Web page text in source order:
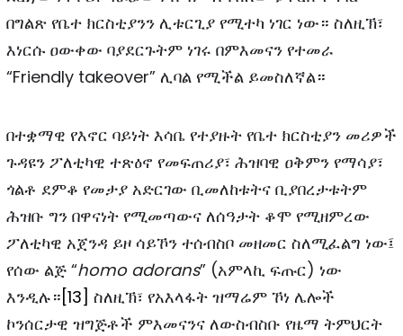
በግልጽ የቤተ ክርስቲያንን ሊቱርጊያ የሚተካ ነገር ነው። ስለዚኽ፣
እነርሱ ዐውቀው ባያደርጉትም ነገሩ በምእመናን የተመራ
“Friendly takeover” ሊባል የሚችል ይመስለኛል።
በተቋማዊ የእኖር ባይነት እሳቤ የተያዙት የቤተ ክርስቲያን መሪዎች
ጉዳዩን ፖለቲካዊ ተጽዕኖ የመፍጠሪያ፣ ሕዝባዊ ዐቅምን የማሳያ፣
ጎልቶ ደምቆ የመታያ አድርገው ቢመለከቱትና ቢያበረታቱትም
ሕዝቡ ግን በዋናነት የሚመጣውና ለሰዓታት ቆሞ የሚዘምረው
ፖለቲካዊ አጀንዳ ይዞ ሳይኾን ተሰብስቦ መዘመር ስለሚፈልግ ነው፤
የሰው ልጅ “homo adorans” (አምላኪ ፍጡር) ነው
እንዲሉ።[13] ስለዚኽ፣ የአእላፋት ዝማሬም ኾነ ሌሎች
ኮንሰርታዊ ዝግጅቶች ምእመናንና ለውስብስቡ የዜማ ትምህርት